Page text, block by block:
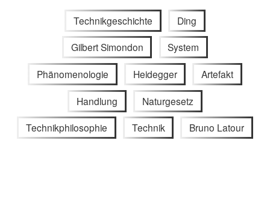
Technikgeschichte Ding
Gilbert Simondon System
Phänomenologie Heidegger Artefakt
Handlung Naturgesetz
Technikphilosophie Technik Bruno Latour